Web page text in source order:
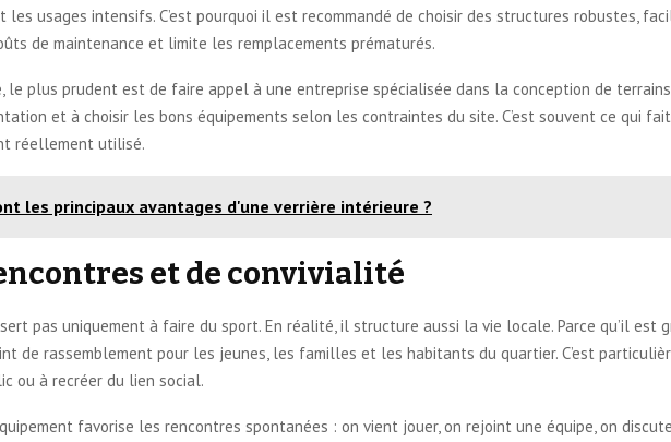
les usages intensifs. C’est pourquoi il est recommandé de choisir des structures robustes,
de maintenance et limite les remplacements prématurés.
le plus prudent est de faire appel à une entreprise spécialisée dans la conception de
et à choisir les bons équipements selon les contraintes du site. C’est souvent ce qui
réellement utilisé.
les principaux avantages d'une verrière intérieure ?
et de convivialité
pas uniquement à faire du sport. En réalité, il structure aussi la vie locale. Parce qu’il est
de rassemblement pour les jeunes, les familles et les habitants du quartier. C’est
ou à recréer du lien social.
favorise les rencontres spontanées : on vient jouer, on rejoint une équipe, on